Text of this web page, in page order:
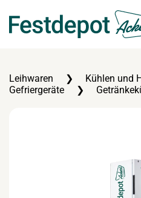
Zum Hauptinhalt springen
Leihwaren Kühlen und
Gefriergeräte